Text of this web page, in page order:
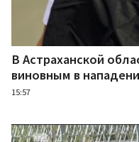
В Астраханской
виновным в
15:57